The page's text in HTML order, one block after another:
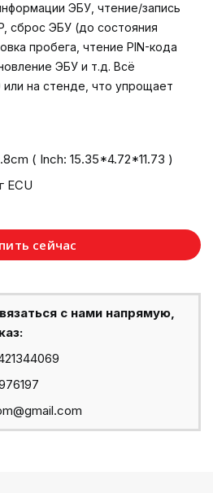
ЭБУ, чтение/запись
сброс ЭБУ (до состояния
пробега, чтение PIN-кода
ЭБУ и т.д. Всё
или на стенде, что упрощает
( Inch: 15.35*4.72*11.73 )
ECU
сейчас
с нами напрямую,